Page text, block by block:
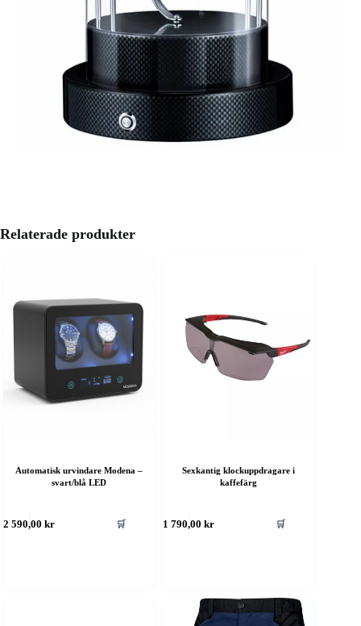
Relaterade produkter
Automatisk urvindare Modena –
svart/blå LED
2 590,00kr 🛒
Sexkantig klockuppdragare i
kaffefärg
1 790,00kr 🛒